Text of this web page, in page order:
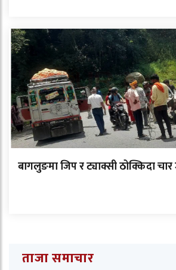
बागलुङमा जिप र ट्याक्सी ठोक्किदा
ताजा समाचार